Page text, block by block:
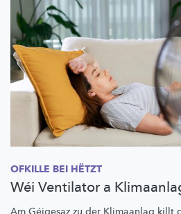
OFKILLE BEI HËTZT
Wéi Ventilator a
Am Géigesaz zu der Klimaanlag killt